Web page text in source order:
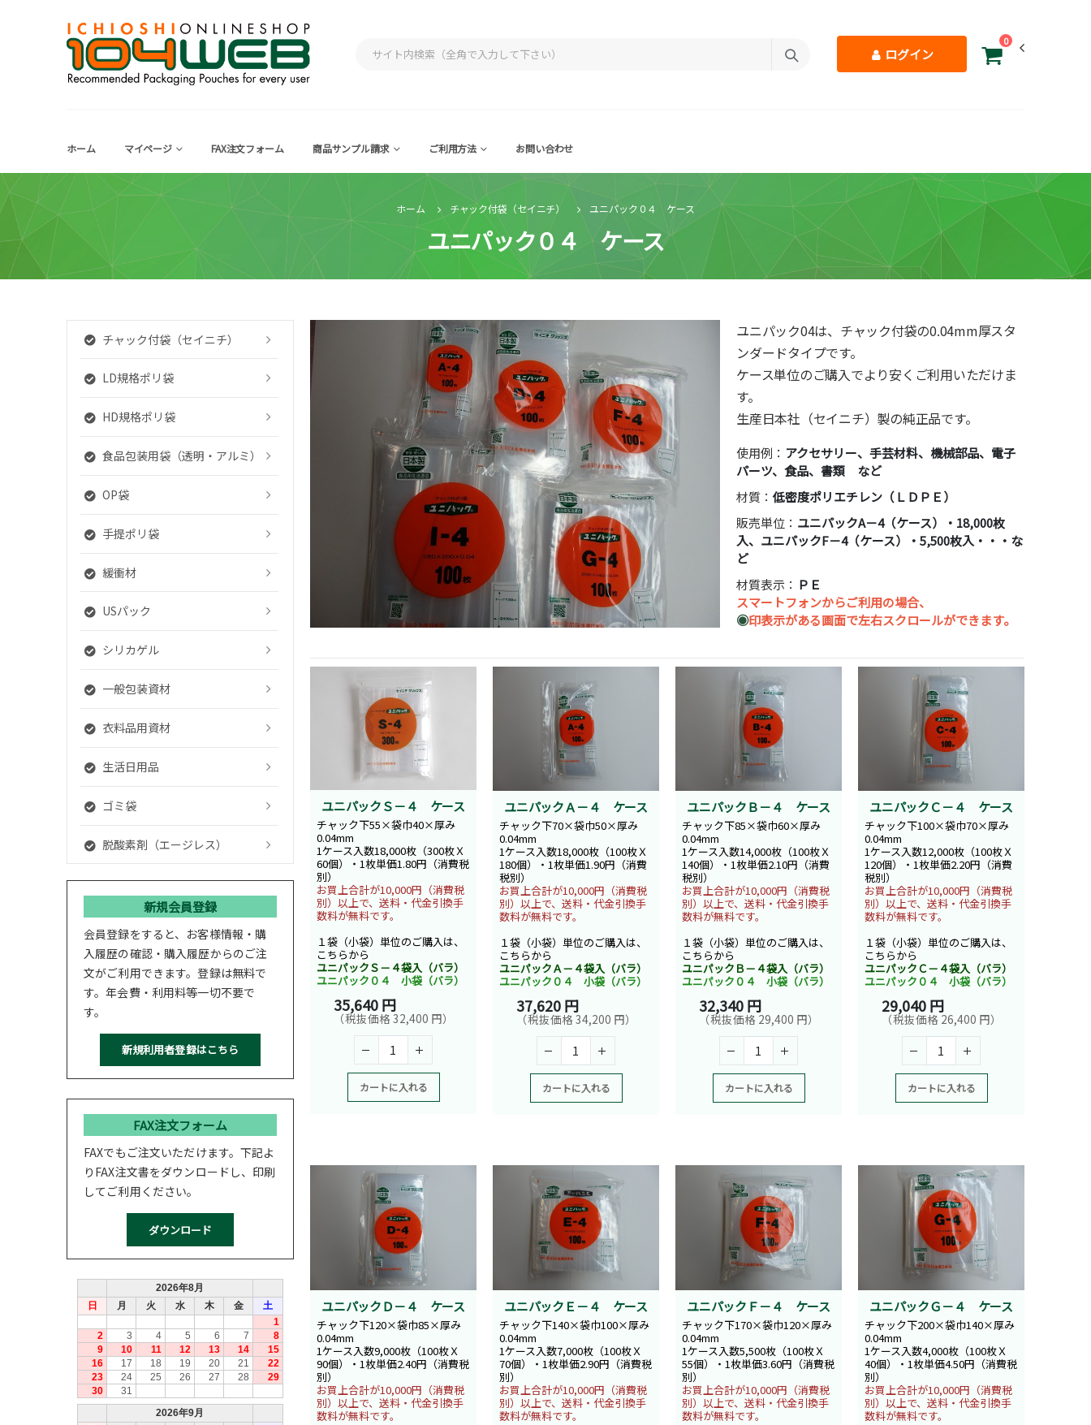
ログイン
0
ホーム マイページ FAX注文フォーム 商品サンプル請求 ご利用方法 お問い合わせ
ホーム チャック付袋（セイニチ） ユニパック０４ ケース
ユニパック０４ ケース
ユニパック04は、チャック付袋の0.04mm厚スタ
ンダードタイプです。
ケース単位のご購入でより安くご利用いただけま
す。
生産日本社（セイニチ）製の純正品です。
使用例： アクセサリー、手芸材料、機械部品、電子
パーツ、食品、書類 など
材質：低密度ポリエチレン（ＬＤＰＥ）
販売単位： ユニパックA－4（ケース）・18,000枚
入、ユニパックF－4（ケース）・5,500枚入・・・な
ど
材質表示： ＰＥ
スマートフォンからご利用の場合、
◉印表示がある画面で左右スクロールができます。
ユニパックＳ－４ ケース
チャック下55×袋巾40×厚み
0.04mm
1ケース入数18,000枚（300枚Ｘ
60個）・1枚単価1.80円（消費税
別）
お買上合計が10,000円（消費税
別）以上で、送料・代金引換手
数料が無料です。
１袋（小袋）単位のご購入は、
こちらから
ユニパックＳ－４袋入（バラ）
ユニパック０４ 小袋（バラ）
35,640 円
（税抜価格 32,400 円）
カートに入れる
ユニパックＡ－４ ケース
チャック下70×袋巾50×厚み
0.04mm
1ケース入数18,000枚（100枚Ｘ
180個）・1枚単価1.90円（消費
税別）
お買上合計が10,000円（消費税
別）以上で、送料・代金引換手
数料が無料です。
１袋（小袋）単位のご購入は、
こちらから
ユニパックＡ－４袋入（バラ）
ユニパック０４ 小袋（バラ）
37,620 円
（税抜価格 34,200 円）
カートに入れる
ユニパックＢ－４ ケース
チャック下85×袋巾60×厚み
0.04mm
1ケース入数14,000枚（100枚Ｘ
140個）・1枚単価2.10円（消費
税別）
お買上合計が10,000円（消費税
別）以上で、送料・代金引換手
数料が無料です。
１袋（小袋）単位のご購入は、
こちらから
ユニパックＢ－４袋入（バラ）
ユニパック０４ 小袋（バラ）
32,340 円
（税抜価格 29,400 円）
カートに入れる
ユニパックＣ－４ ケース
チャック下100×袋巾70×厚み
0.04mm
1ケース入数12,000枚（100枚Ｘ
120個）・1枚単価2.20円（消費
税別）
お買上合計が10,000円（消費税
別）以上で、送料・代金引換手
数料が無料です。
１袋（小袋）単位のご購入は、
こちらから
ユニパックＣ－４袋入（バラ）
ユニパック０４ 小袋（バラ）
29,040 円
（税抜価格 26,400 円）
カートに入れる
ユニパックＤ－４ ケース
チャック下120×袋巾85×厚み
0.04mm
1ケース入数9,000枚（100枚Ｘ
90個）・1枚単価2.40円（消費税
別）
お買上合計が10,000円（消費税
別）以上で、送料・代金引換手
数料が無料です。
ユニパックＥ－４ ケース
チャック下140×袋巾100×厚み
0.04mm
1ケース入数7,000枚（100枚Ｘ
70個）・1枚単価2.90円（消費税
別）
お買上合計が10,000円（消費税
別）以上で、送料・代金引換手
数料が無料です。
ユニパックＦ－４ ケース
チャック下170×袋巾120×厚み
0.04mm
1ケース入数5,500枚（100枚Ｘ
55個）・1枚単価3.60円（消費税
別）
お買上合計が10,000円（消費税
別）以上で、送料・代金引換手
数料が無料です。
ユニパックＧ－４ ケース
チャック下200×袋巾140×厚み
0.04mm
1ケース入数4,000枚（100枚Ｘ
40個）・1枚単価4.50円（消費税
別）
お買上合計が10,000円（消費税
別）以上で、送料・代金引換手
数料が無料です。
チャック付袋（セイニチ）
LD規格ポリ袋
HD規格ポリ袋
食品包装用袋（透明・アルミ）
OP袋
手提ポリ袋
緩衝材
USパック
シリカゲル
一般包装資材
衣料品用資材
生活日用品
ゴミ袋
脱酸素剤（エージレス）
新規会員登録
会員登録をすると、お客様情報・購
入履歴の確認・購入履歴からのご注
文がご利用できます。登録は無料で
す。年会費・利用料等一切不要で
す。
FAX注文フォーム
FAXでもご注文いただけます。下記よ
りFAX注文書をダウンロードし、印刷
してご利用ください。